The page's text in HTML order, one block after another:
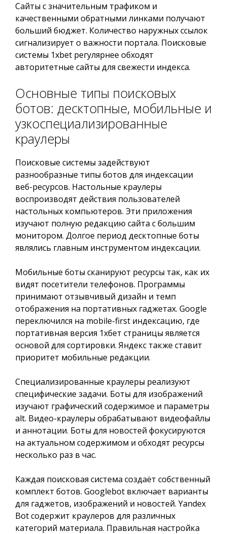
Сайты с значительным трафиком и
качественными обратными линками получают
больший бюджет. Количество наружных ссылок
сигнализирует о важности портала. Поисковые
системы 1xbet регулярнее обходят
авторитетные сайты для свежести индекса.
Основные типы поисковых
ботов: десктопные, мобильные и
узкоспециализированные
краулеры
Поисковые системы задействуют
разнообразные типы ботов для индексации
веб-ресурсов. Настольные краулеры
воспроизводят действия пользователей
настольных компьютеров. Эти приложения
изучают полную редакцию сайта с большим
монитором. Долгое период десктопные боты
являлись главным инструментом индексации.
Мобильные боты сканируют ресурсы так, как их
видят посетители телефонов. Программы
принимают отзывчивый дизайн и темп
отображения на портативных гаджетах. Google
переключился на mobile-first индексацию, где
портативная версия 1хбет страницы является
основой для сортировки. Яндекс также ставит
приоритет мобильные редакции.
Специализированные краулеры реализуют
специфические задачи. Боты для изображений
изучают графический содержимое и параметры
alt. Видео-краулеры обрабатывают видеофайлы
и аннотации. Боты для новостей фокусируются
на актуальном содержимом и обходят ресурсы
несколько раз в час.
Каждая поисковая система создаёт собственный
комплект ботов. Googlebot включает варианты
для гаджетов, изображений и новостей. Yandex
Bot содержит краулеров для различных
категорий материала. Правильная настройка